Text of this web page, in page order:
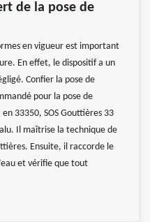
de la pose de
en vigueur est important
En effet, le dispositif a un
Confier la pose de
pour la pose de
33350, SOS Gouttières 33
Il maîtrise la technique de
Ensuite, il raccorde le
et vérifie que tout